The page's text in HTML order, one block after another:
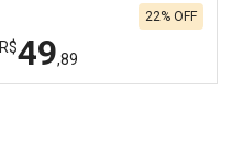
R$49,89
22% OFF